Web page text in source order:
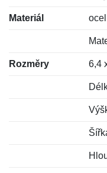
Materiál ocel
Rozměry 6,4